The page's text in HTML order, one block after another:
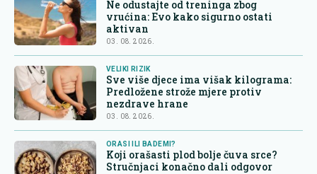
Ne odustajte od treninga zbog
vrućina: Evo kako sigurno ostati
aktivan
03. 08. 2026.
VELIKI RIZIK
Sve više djece ima višak kilograma:
Predložene strože mjere protiv
nezdrave hrane
03. 08. 2026.
ORASI ILI BADEMI?
Koji orašasti plod bolje čuva srce?
Stručnjaci konačno dali odgovor